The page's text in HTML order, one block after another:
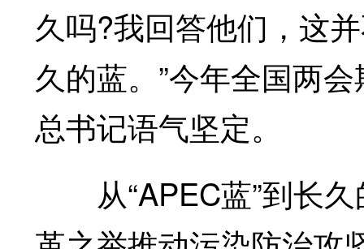
久吗?我回答他们，这
久的蓝。”今年全国两
总书记语气坚定。
从“APEC蓝”到长久